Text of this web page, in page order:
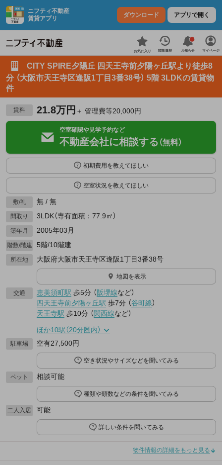
ニフティ不動産
賃貸アプリ
ダウンロード アプリで開く
お気に入り 閲覧履歴 お知らせ マイページ
CITY SPIRE夕陽丘 四天王寺前夕陽ヶ丘駅より徒歩8
分 （大阪市天王寺区逢阪1丁目3番38号） 5階 3LDKの賃貸物
件
賃料 21.8万円 ＋ 管理費等20,000円
空室確認や見学予約など
不動産会社に相談する （無料）
初期費用を教えてほしい
空室状況を教えてほしい
敷/礼 無 / 無
間取り 3LDK（専有面積：77.9㎡）
築年月 2005年03月
階数/階建 5階/10階建
所在地 大阪府大阪市天王寺区逢阪1丁目3番38号
地図を表示
交通 恵美須町駅 歩5分 （阪堺線など）
四天王寺前夕陽ヶ丘駅 歩7分 （谷町線）
天王寺駅 歩10分 （関西線など）
ほか10駅（20分圏内）
駐車場 空有27,500円
空き状況やサイズなどを聞いてみる
ペット 相談可能
種類や頭数などの条件を聞いてみる
二人入居 可能
詳しい条件を聞いてみる
物件情報の詳細をもっと見る